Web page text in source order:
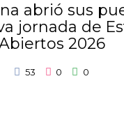
abrió sus
jornada de
2026
53 0 0